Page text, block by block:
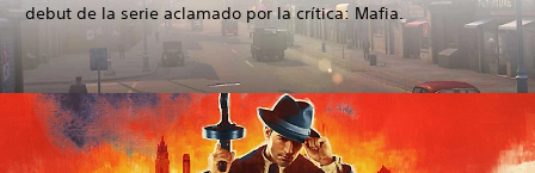
debut de la serie aclamado por la crítica: Mafia.